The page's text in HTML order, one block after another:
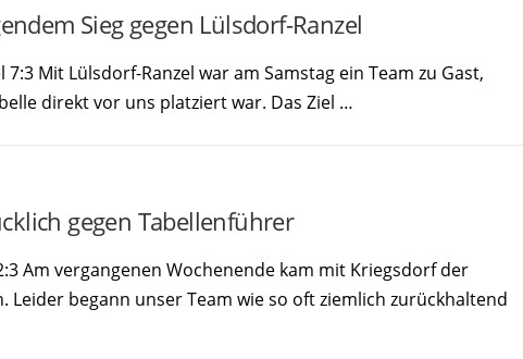
Sieg gegen Lülsdorf-Ranzel
Mit Lülsdorf-Ranzel war am Samstag ein Team zu Gast,
direkt vor uns platziert war. Das Ziel …
gegen Tabellenführer
Am vergangenen Wochenende kam mit Kriegsdorf der
begann unser Team wie so oft ziemlich zurückhaltend